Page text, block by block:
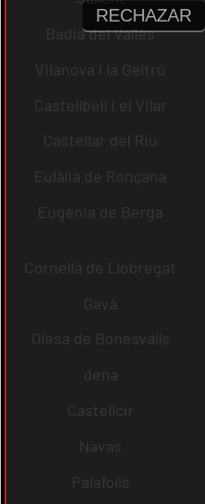
Badia del Vallès
Vilanova i la Geltrú
Castellbell i el Vilar
Castellar del Riu
Eulàlia de Ronçana
Eugènia de Berga
Cornellà de Llobregat
Gavà
Olesa de Bonesvalls
dena
Castellcir
Navas
Palafolls
RECHAZAR